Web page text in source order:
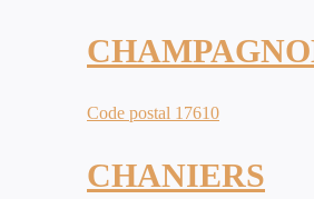
Code postal 17610
CHANIERS